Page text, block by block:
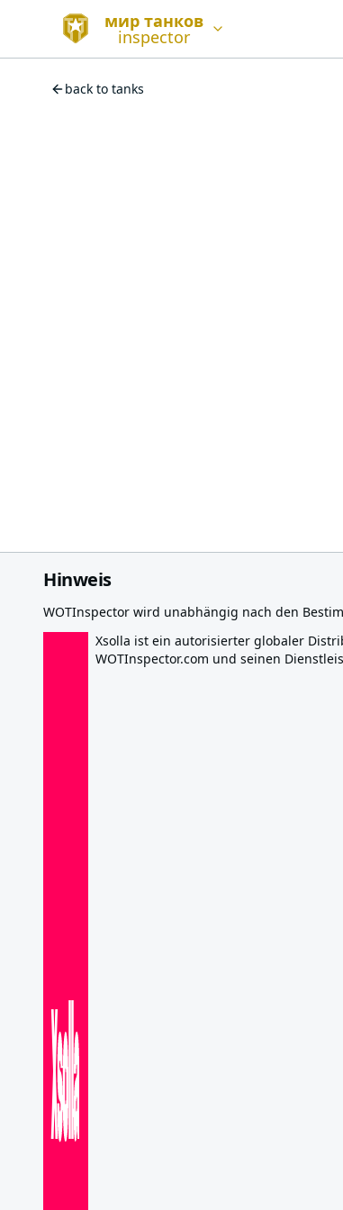
мир танков
inspector
back to tanks
Hinweis
WOTInspector wird unabhängig nach den
Xsolla ist ein autorisierter globaler
WOTInspector.com und seinen